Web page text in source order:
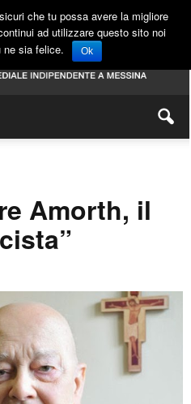
Amorth, il
che tu possa avere la migliore
ad utilizzare questo sito noi
ne sia felice.
Ok